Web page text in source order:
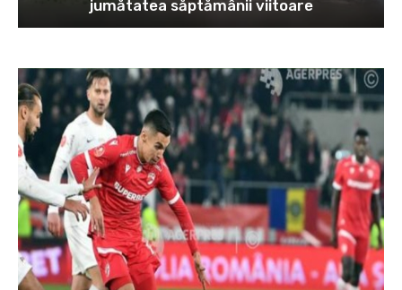
jumătatea săptămânii viitoare